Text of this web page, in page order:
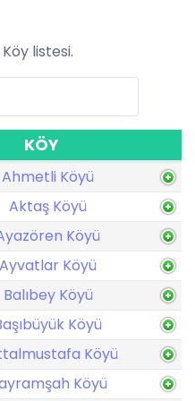
listesi.
KÖY
Ahmetli Köyü
Aktaş Köyü
Köyü
Ayvatlar Köyü
Balıbey Köyü
Köyü
Köyü
Köyü